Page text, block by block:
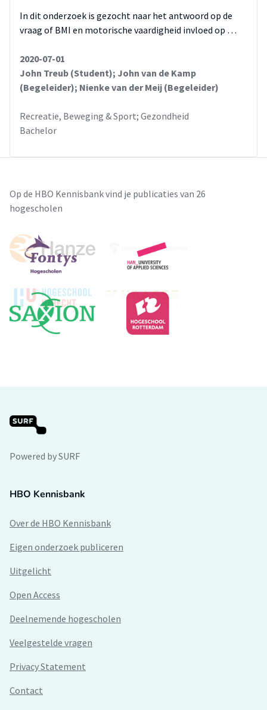
In dit onderzoek is gezocht naar het antwoord op de
vraag of BMI en motorische vaardigheid invloed op …
2020-07-01
John Treub (Student); John van de Kamp
(Begeleider); Nienke van der Meij (Begeleider)
Recreatie, Beweging & Sport; Gezondheid
Bachelor
Op de HBO Kennisbank vind je publicaties van 26
hogescholen
Powered by SURF
HBO Kennisbank
Over de HBO Kennisbank
Eigen onderzoek publiceren
Uitgelicht
Open Access
Deelnemende hogescholen
Veelgestelde vragen
Privacy Statement
Contact